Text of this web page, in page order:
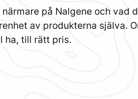
på Nalgene och vad
av produkterna själva.
ha, till rätt pris.